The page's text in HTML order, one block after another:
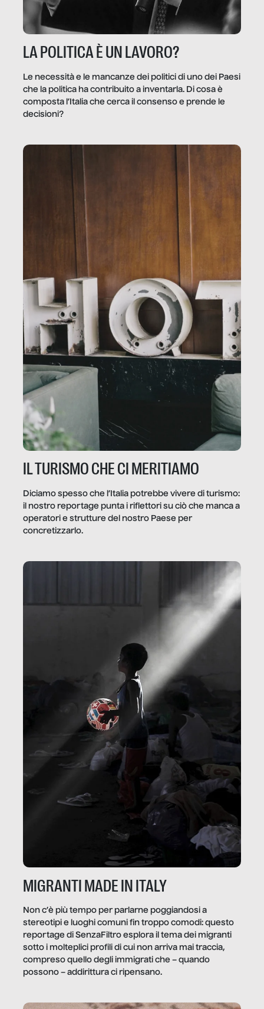
LA POLITICA È UN LAVORO?
Le necessità e le mancanze dei politici di uno dei Paesi
che la politica ha contribuito a inventarla. Di cosa è
composta l’Italia che cerca il consenso e prende le
decisioni?
IL TURISMO CHE CI MERITIAMO
Diciamo spesso che l’Italia potrebbe vivere di turismo:
il nostro reportage punta i riflettori su ciò che manca a
operatori e strutture del nostro Paese per
concretizzarlo.
MIGRANTI MADE IN ITALY
Non c’è più tempo per parlarne poggiandosi a
stereotipi e luoghi comuni fin troppo comodi: questo
reportage di SenzaFiltro esplora il tema dei migranti
sotto i molteplici profili di cui non arriva mai traccia,
compreso quello degli immigrati che – quando
possono – addirittura ci ripensano.